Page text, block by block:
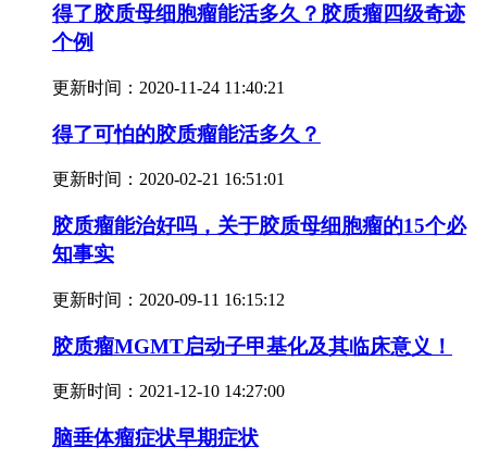
得了胶质母细胞瘤能活多久？胶质瘤四级奇迹
个例
更新时间： 2020-11-24 11:40:21
得了可怕的胶质瘤能活多久？
更新时间： 2020-02-21 16:51:01
胶质瘤能治好吗，关于胶质母细胞瘤的15个必
知事实
更新时间： 2020-09-11 16:15:12
胶质瘤MGMT启动子甲基化及其临床意义！
更新时间： 2021-12-10 14:27:00
脑垂体瘤症状早期症状